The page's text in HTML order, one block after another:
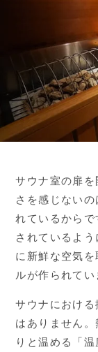
サウナ室の扉
さを感じない
れているから
されているよ
に新鮮な空気
ルが作られてい
サウナにおけ
はありません
りと温める「